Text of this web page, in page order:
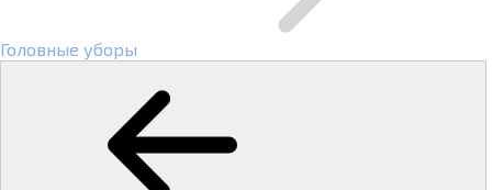
Головные уборы